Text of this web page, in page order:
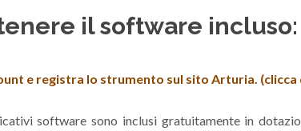
il software incluso:
e registra lo strumento sul sito Arturia. (clicca
software sono inclusi gratuitamente in